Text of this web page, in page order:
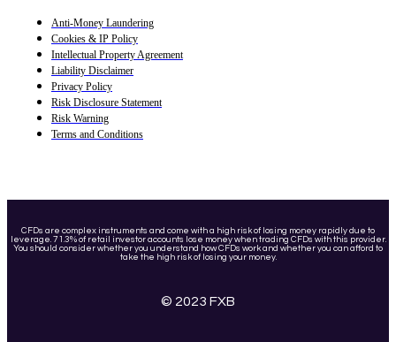
Anti-Money Laundering
Cookies & IP Policy
Intellectual Property Agreement
Liability Disclaimer
Privacy Policy
Risk Disclosure Statement
Risk Warning
Terms and Conditions
CFDs are complex instruments and come with a high risk of losing money rapidly due to
leverage. 71.3% of retail investor accounts lose money when trading CFDs with this provider.
You should consider whether you understand how CFDs work and whether you can afford to
take the high risk of losing your money.
© 2023 FXB